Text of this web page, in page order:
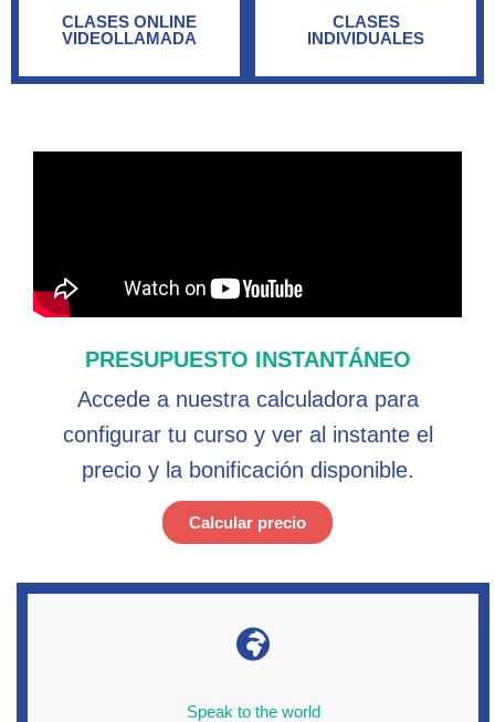
CLASES ONLINE
VIDEOLLAMADA
CLASES
INDIVIDUALES
PRESUPUESTO INSTANTÁNEO
Accede a nuestra calculadora para
configurar tu curso y ver al instante el
precio y la bonificación disponible.
Calcular precio
Speak to the world